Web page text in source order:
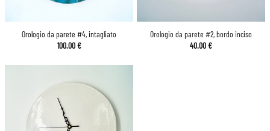
Orologio da parete #4, intagliato
100.00€
Orologio da parete #2, bordo inciso
40.00€